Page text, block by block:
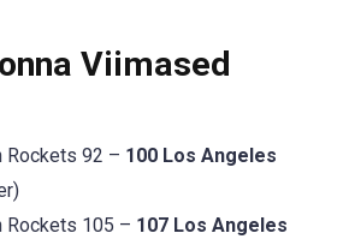
Viimased
Rockets 92 – 100 Los Angeles
Rockets 105 – 107 Los Angeles